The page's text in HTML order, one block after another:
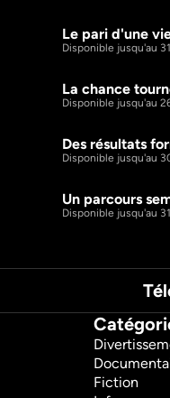
S7 E2
Le pari d'une
Disponible jusqu'au
S8 E2
La chance
Disponible jusqu'au
S9 E18
Des résultats
Disponible jusqu'au
S10 E2
Un parcours
Disponible jusqu'au
Fiction